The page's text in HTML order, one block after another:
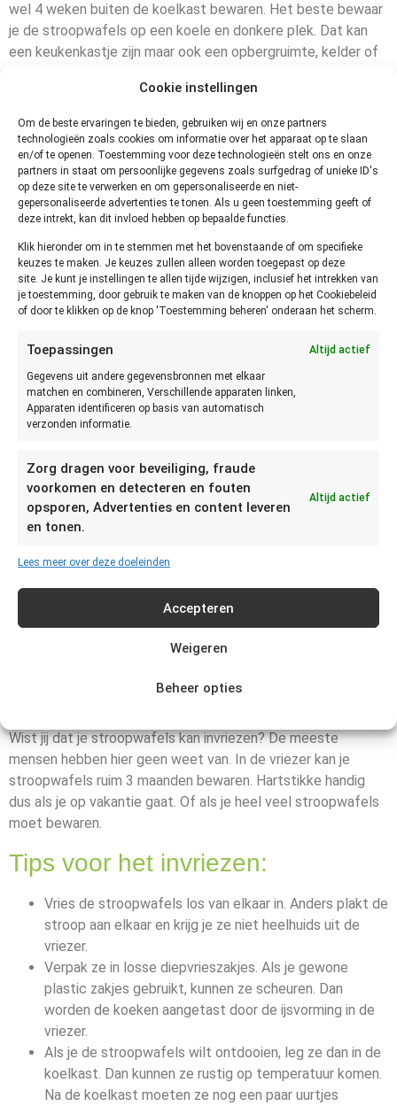
Cookie instellingen
Om de beste ervaringen te bieden, gebruiken wij en onze partners
technologieën zoals cookies om informatie over het apparaat op te slaan
en/of te openen. Toestemming voor deze technologieën stelt ons en onze
partners in staat om persoonlijke gegevens zoals surfgedrag of unieke ID's
op deze site te verwerken en om gepersonaliseerde en niet-
gepersonaliseerde advertenties te tonen. Als u geen toestemming geeft of
deze intrekt, kan dit invloed hebben op bepaalde functies.
Klik hieronder om in te stemmen met het bovenstaande of om specifieke
keuzes te maken. Je keuzes zullen alleen worden toegepast op deze
site. Je kunt je instellingen te allen tijde wijzigen, inclusief het intrekken van
je toestemming, door gebruik te maken van de knoppen op het Cookiebeleid
of door te klikken op de knop 'Toestemming beheren' onderaan het scherm.
Toepassingen Altijd actief
Gegevens uit andere gegevensbronnen met elkaar
matchen en combineren, Verschillende apparaten linken,
Apparaten identificeren op basis van automatisch
verzonden informatie.
Zorg dragen voor beveiliging, fraude
voorkomen en detecteren en fouten
opsporen, Advertenties en content leveren
en tonen.
Altijd actief
Lees meer over deze doeleinden
Accepteren
Weigeren
Beheer opties
wel 4 weken buiten de koelkast bewaren. Het beste bewaar
je de stroopwafels op een koele en donkere plek. Dat kan
een keukenkastje zijn maar ook een opbergruimte, kelder of
stroop lopen. Dan loopt het door de hele verpakking heen.
Maar het trekt ook de koeken in. Daardoor worden die slap
en niet meer zo lekker krokant. Koel bewaren is dus het
devies. Eventueel zou je ze even in de koelkast kunnen
leggen.
De koelkast voegt niks toe aan de houdbaarheid van de
stroopwafels. Het zorgt er alleen voor dat de stroop stolt.
Handig als het heel warm is in de zomer. Voordat je de
koeken gaat eten, moet je ze dan even laten opwarmen. Dat
buiten de koeling.
Tips voor het bewaren:
Bewaar de stroopwafels in de verpakking in een
koektrommel.
Zorg dat de koektrommel schoon is, dus geen kruimels.
Bewaar geen andere koeken bij stroopwafels in de
Soms wordt dan ook de ene koek slap van het vocht in
de andere koek.
Hoe lang kan je stroopwafels
Wist jij dat je stroopwafels kan invriezen? De meeste
mensen hebben hier geen weet van. In de vriezer kan je
stroopwafels ruim 3 maanden bewaren. Hartstikke handig
dus als je op vakantie gaat. Of als je heel veel stroopwafels
moet bewaren.
Tips voor het invriezen:
Vries de stroopwafels los van elkaar in. Anders plakt de
stroop aan elkaar en krijg je ze niet heelhuids uit de
vriezer.
Verpak ze in losse diepvrieszakjes. Als je gewone
plastic zakjes gebruikt, kunnen ze scheuren. Dan
worden de koeken aangetast door de ijsvorming in de
vriezer.
Als je de stroopwafels wilt ontdooien, leg ze dan in de
koelkast. Dan kunnen ze rustig op temperatuur komen.
Na de koelkast moeten ze nog een paar uurtjes